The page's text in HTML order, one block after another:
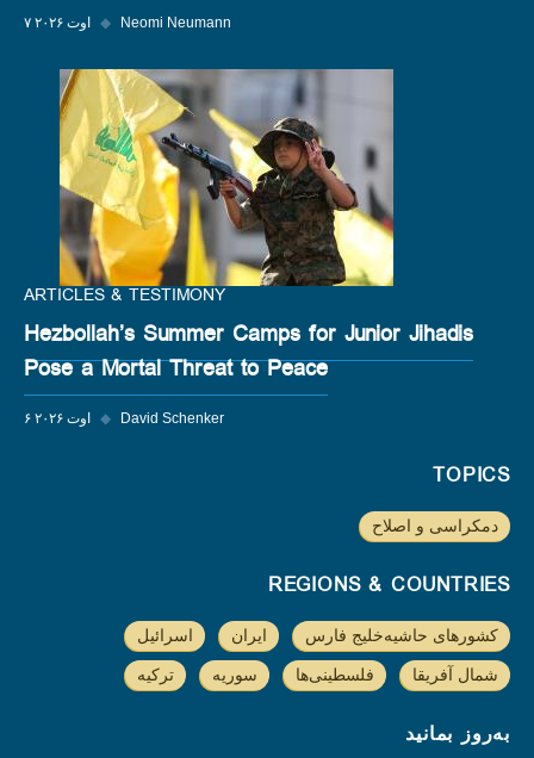
۷ اوت ۲۰۲۶ ◆ Neomi Neumann
ARTICLES & TESTIMONY
Hezbollah’s Summer Camps for Junior Jihadis
Pose a Mortal Threat to Peace
۶ اوت ۲۰۲۶ ◆ David Schenker
TOPICS
دمکراسی و اصلاح
REGIONS & COUNTRIES
کشورهای حاشیه‌خلیج فارس ایران اسرائیل
شمال آفریقا فلسطینی‌ها سوریه ترکیه
به‌روز بمانید